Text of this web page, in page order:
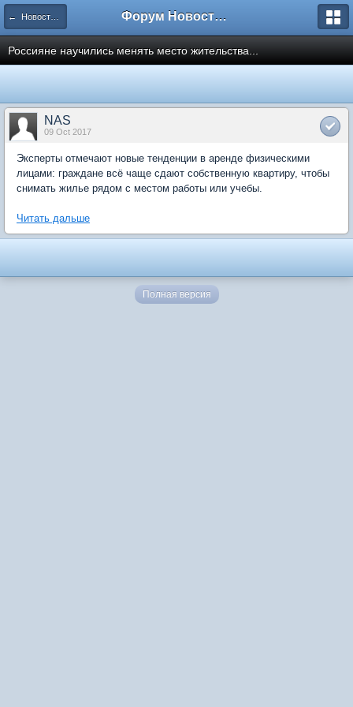
← Новости рынка недвижимости Форум Новостройки
Россияне научились менять место жительства...
NAS
09 Oct 2017
Эксперты отмечают новые тенденции в аренде физическими
лицами: граждане всё чаще сдают собственную квартиру, чтобы
снимать жилье рядом с местом работы или учебы.
Читать дальше
Полная версия